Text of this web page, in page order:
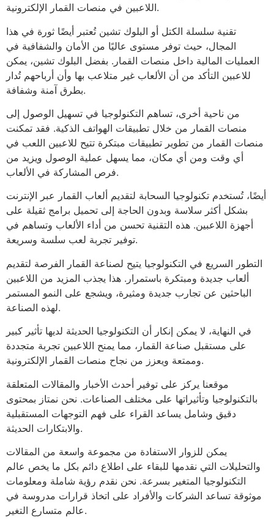
اللاعبين في منصات القمار الإلكترونية.
تقنية سلسلة الكتل أو البلوك تشين تُعتبر أيضًا ثورة في هذا
المجال، حيث توفر مستوى عاليًا من الأمان والشفافية في
العمليات المالية داخل منصات القمار. بفضل البلوك تشين، يمكن
للاعبين التأكد من أن الألعاب غير متلاعب بها وأن أرباحهم تُدار
بطرق آمنة وشفافة.
من ناحية أخرى، تساهم التكنولوجيا في تسهيل الوصول إلى
منصات القمار من خلال تطبيقات الهواتف الذكية. فقد تمكنت
منصات القمار من تطوير تطبيقات مبتكرة تتيح للاعبين اللعب في
أي وقت ومن أي مكان، مما يسهل عملية الوصول ويزيد من
فرص المشاركة في الألعاب.
أيضًا، تُستخدم تكنولوجيا السحابة لتقديم ألعاب القمار عبر الإنترنت
بشكل أكثر سلاسة وبدون الحاجة إلى تحميل برامج ثقيلة على
أجهزة اللاعبين. هذه التقنية تحسن من أداء الألعاب وتساهم في
توفير تجربة لعب سلسة وسريعة.
التطور السريع في التكنولوجيا يتيح لصناعة القمار الفرصة لتقديم
ألعاب جديدة ومبتكرة باستمرار. هذا يجذب المزيد من اللاعبين
الباحثين عن تجارب جديدة ومثيرة، ويشجع على النمو المستمر
لهذه الصناعة.
في النهاية، لا يمكن إنكار أن التكنولوجيا الحديثة لديها تأثير كبير
على مستقبل صناعة القمار، مما يمنح اللاعبين تجربة متجددة
وممتعة ويعزز من نجاح منصات القمار الإلكترونية.
موقعنا يركز على توفير أحدث الأخبار والمقالات المتعلقة
بالتكنولوجيا وتأثيراتها على مختلف الصناعات. نحن نمتاز بمحتوى
دقيق وشامل يساعد القراء على فهم التوجهات المستقبلية
والابتكارات الحديثة.
يمكن للزوار الاستفادة من مجموعة واسعة من المقالات
والتحليلات التي نقدمها للبقاء على اطلاع دائم بكل ما يخص عالم
التكنولوجيا المتغير بسرعة. نحن نقدم رؤية شاملة ومعلومات
موثوقة تساعد الشركات والأفراد على اتخاذ قرارات مدروسة في
عالم متسارع التغير.